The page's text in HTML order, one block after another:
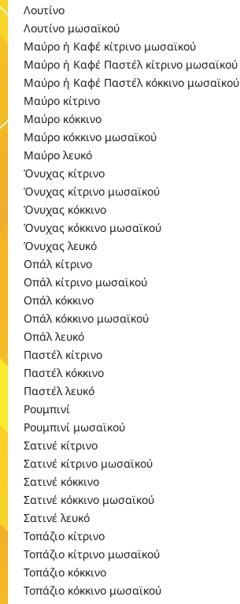
Λουτίνο
Λουτίνο μωσαϊκού
Μαύρο ή Καφέ κίτρινο μωσαϊκού
Μαύρο ή Καφέ Παστέλ κίτρινο μωσαϊκού
Μαύρο ή Καφέ Παστέλ κόκκινο μωσαϊκού
Μαύρο κίτρινο
Μαύρο κόκκινο
Μαύρο κόκκινο μωσαϊκού
Μαύρο λευκό
Όνυχας κίτρινο
Όνυχας κίτρινο μωσαϊκού
Όνυχας κόκκινο
Όνυχας κόκκινο μωσαϊκού
Όνυχας λευκό
Οπάλ κίτρινο
Οπάλ κίτρινο μωσαϊκού
Οπάλ κόκκινο
Οπάλ κόκκινο μωσαϊκού
Οπάλ λευκό
Παστέλ κίτρινο
Παστέλ κόκκινο
Παστέλ λευκό
Ρουμπινί
Ρουμπινί μωσαϊκού
Σατινέ κίτρινο
Σατινέ κίτρινο μωσαϊκού
Σατινέ κόκκινο
Σατινέ κόκκινο μωσαϊκού
Σατινέ λευκό
Τοπάζιο κίτρινο
Τοπάζιο κίτρινο μωσαϊκού
Τοπάζιο κόκκινο
Τοπάζιο κόκκινο μωσαϊκού